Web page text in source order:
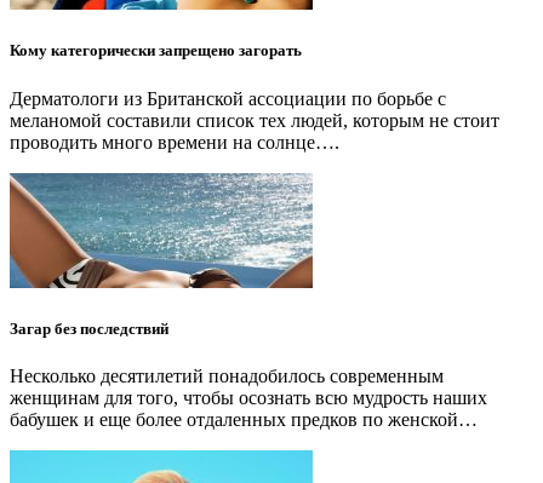
Кому категорически запрещено загорать
Дерматологи из Британской ассоциации по борьбе с
меланомой составили список тех людей, которым не стоит
проводить много времени на солнце….
Загар без последствий
Несколько десятилетий понадобилось современным
женщинам для того, чтобы осознать всю мудрость наших
бабушек и еще более отдаленных предков по женской…